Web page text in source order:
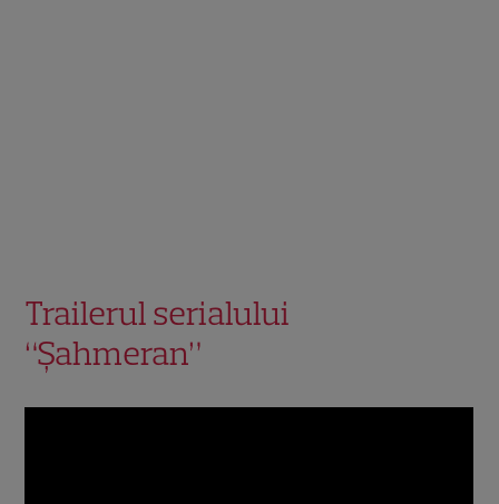
Trailerul serialului
“Șahmeran”